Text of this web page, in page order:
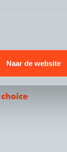
Naar de website
choice